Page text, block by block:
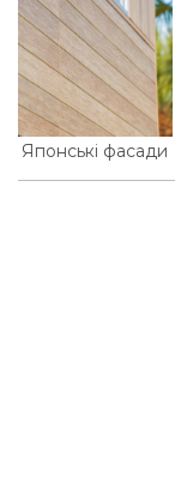
Японські фасади